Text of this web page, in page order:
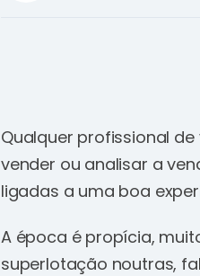
Qualquer profissional
vender ou analisar a
ligadas a uma boa
A época é propícia,
superlotação noutras,